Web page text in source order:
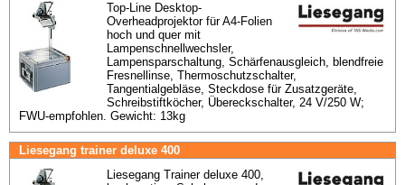
Top-Line Desktop-
Overheadprojektor für A4-Folien
hoch und quer mit
Lampenschnellwechsler,
Lampensparschaltung, Schärfenausgleich, blendfreie
Fresnellinse, Thermoschutzschalter,
Tangentialgebläse, Steckdose für Zusatzgeräte,
Schreibstiftköcher, Übereckschalter, 24 V/250 W;
FWU-empfohlen. Gewicht: 13kg
Liesegang trainer deluxe 400
Liesegang Trainer deluxe 400,